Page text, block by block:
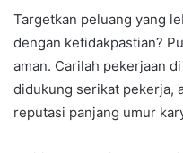
Targetkan peluang yang
dengan ketidakpastian?
aman. Carilah pekerjaan
didukung serikat pekerja,
reputasi panjang umur